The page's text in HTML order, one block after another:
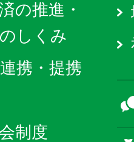
の推進・
しくみ
携・提携
制度